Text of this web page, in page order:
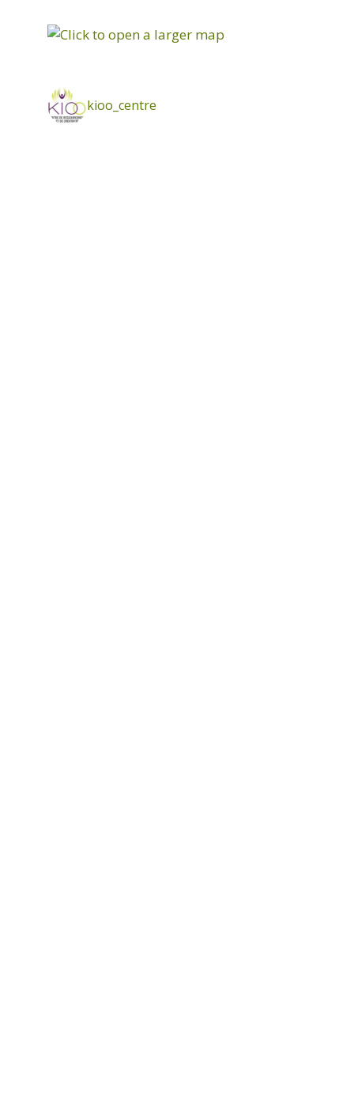
kioo_centre